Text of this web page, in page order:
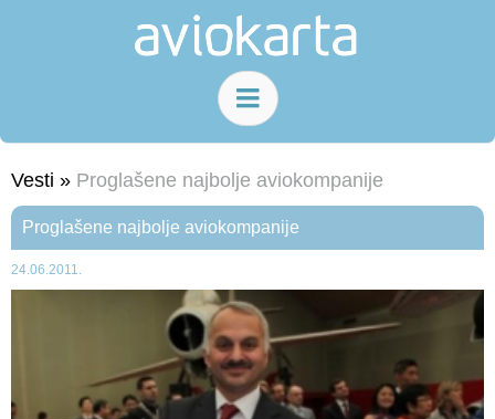
Vesti » Proglašene najbolje aviokompanije
Proglašene najbolje aviokompanije
24.06.2011.